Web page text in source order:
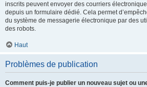
inscrits peuvent envoyer des courriers
depuis un formulaire dédié. Cela permet
du système de messagerie électronique par des
des robots.
Haut
Problèmes de publication
Comment puis-je publier un nouveau sujet ou